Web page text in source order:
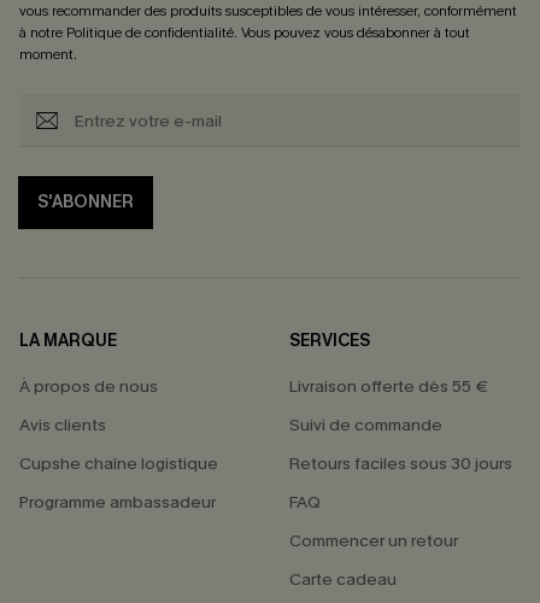
vous recommander des produits susceptibles de vous intéresser, conformément
à notre Politique de confidentialité. Vous pouvez vous désabonner à tout
moment.
S'ABONNER
LA MARQUE
À propos de nous
Avis clients
Cupshe chaîne logistique
Programme ambassadeur
SERVICES
Livraison offerte dès 55 €
Suivi de commande
Retours faciles sous 30 jours
FAQ
Commencer un retour
Carte cadeau